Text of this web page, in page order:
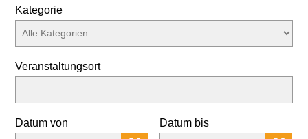
Kategorie
Veranstaltungsort
Datum von Datum bis